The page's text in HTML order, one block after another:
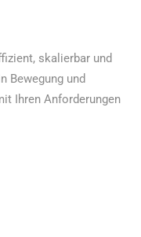
skalierbar und
Bewegung und
Ihren Anforderungen